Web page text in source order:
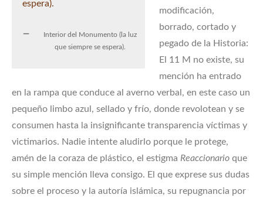
Interior del Monumento (la luz
que siempre se espera).
modificación,
borrado, cortado y
pegado de la Historia:
El 11 M no existe, su
mención ha entrado
en la rampa que conduce al averno verbal, en este caso un
pequeño limbo azul, sellado y frío, donde revolotean y se
consumen hasta la insignificante transparencia víctimas y
victimarios. Nadie intente aludirlo porque le protege,
amén de la coraza de plástico, el estigma Reaccionario que
su simple mención lleva consigo. El que exprese sus dudas
sobre el proceso y la autoría islámica, su repugnancia por